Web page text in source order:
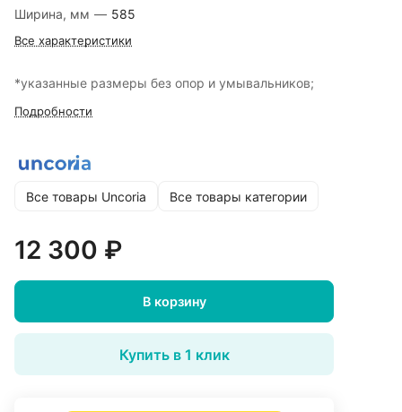
Ширина, мм — 585
Все характеристики
*указанные размеры без опор и умывальников;
Подробности
Все товары Uncoria Все товары категории
12 300 ₽
В корзину
Купить в 1 клик